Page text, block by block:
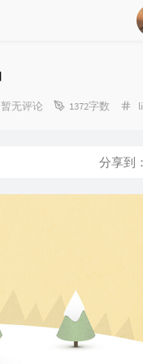
暂无评论 1372字数
分享到